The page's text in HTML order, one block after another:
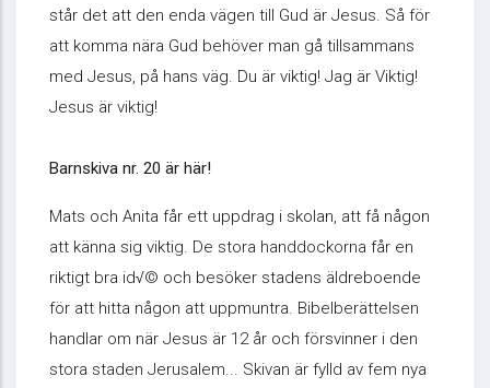
står det att den enda vägen till Gud är Jesus. Så för
att komma nära Gud behöver man gå tillsammans
med Jesus, på hans väg. Du är viktig! Jag är Viktig!
Jesus är viktig!
Barnskiva nr. 20 är här!
Mats och Anita får ett uppdrag i skolan, att få någon
att känna sig viktig. De stora handdockorna får en
riktigt bra id√© och besöker stadens äldreboende
för att hitta någon att uppmuntra. Bibelberättelsen
handlar om när Jesus är 12 år och försvinner i den
stora staden Jerusalem... Skivan är fylld av fem nya